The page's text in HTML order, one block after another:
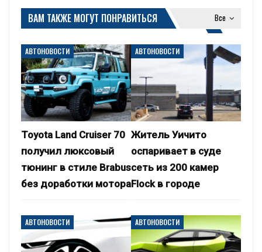
Все
ВАМ ТАКЖЕ МОГУТ ПОНРАВИТЬСЯ
АВТОНОВОСТИ
Toyota Land Cruiser 70
получил люксовый
тюнинг в стиле Brabus
без доработки мотора
АВТОНОВОСТИ
Житель Уичито
оспаривает в суде
сеть из 200 камер
Flock в городе
АВТОНОВОСТИ АВТОНОВОСТИ